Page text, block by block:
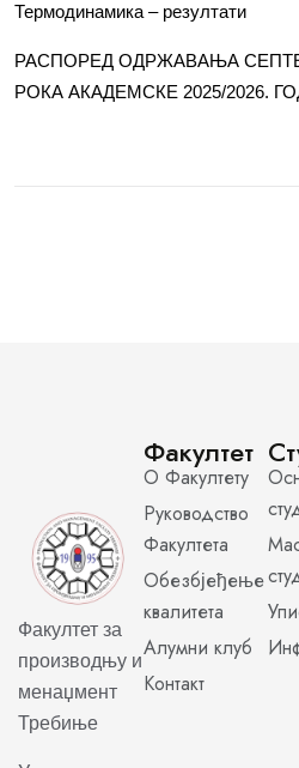
Термодинамика – резултати
РАСПОРЕД ОДРЖАВАЊА
РОКА АКАДЕМСКЕ 2025/2026.
Факултет за
производњу и
менаџмент
Требиње
Факултет
О Факултету
Руководство
Факултета
Обезбјеђење
квалитета
Алумни клуб
Контакт